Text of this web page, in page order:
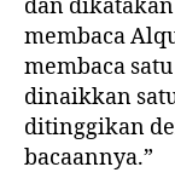
dan
membaca
membaca
dinaikkan
ditinggikan
bacaannya.”